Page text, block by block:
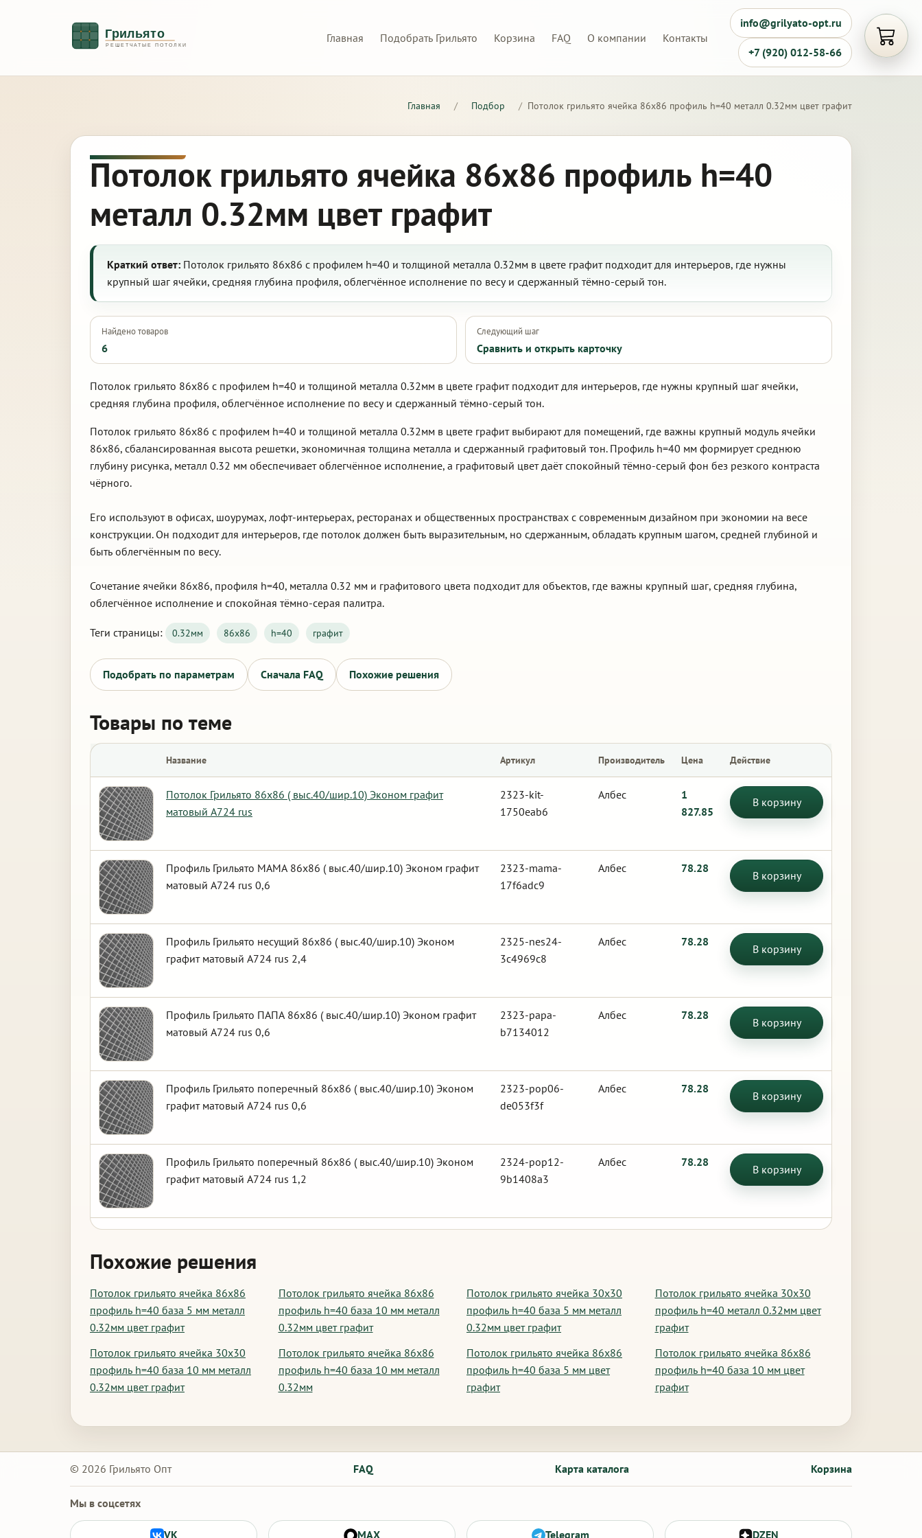
Главная Подобрать Грильято Корзина FAQ О компании Контакты
info@grilyato-opt.ru
+7 (920) 012-58-66
Главная / Подбор / Потолок грильято ячейка 86х86 профиль h=40 металл 0.32мм цвет графит
Потолок грильято ячейка 86х86 профиль h=40
металл 0.32мм цвет графит
Краткий ответ: Потолок грильято 86х86 с профилем h=40 и толщиной металла 0.32мм в цвете графит подходит для интерьеров, где нужны
крупный шаг ячейки, средняя глубина профиля, облегчённое исполнение по весу и сдержанный тёмно-серый тон.
Найдено товаров
6
Следующий шаг
Сравнить и открыть карточку
Потолок грильято 86х86 с профилем h=40 и толщиной металла 0.32мм в цвете графит подходит для интерьеров, где нужны крупный шаг ячейки,
средняя глубина профиля, облегчённое исполнение по весу и сдержанный тёмно-серый тон.
Потолок грильято 86х86 с профилем h=40 и толщиной металла 0.32мм в цвете графит выбирают для помещений, где важны крупный модуль ячейки
86х86, сбалансированная высота решетки, экономичная толщина металла и сдержанный графитовый тон. Профиль h=40 мм формирует среднюю
глубину рисунка, металл 0.32 мм обеспечивает облегчённое исполнение, а графитовый цвет даёт спокойный тёмно-серый фон без резкого контраста
чёрного.
Его используют в офисах, шоурумах, лофт-интерьерах, ресторанах и общественных пространствах с современным дизайном при экономии на весе
конструкции. Он подходит для интерьеров, где потолок должен быть выразительным, но сдержанным, обладать крупным шагом, средней глубиной и
быть облегчённым по весу.
Сочетание ячейки 86х86, профиля h=40, металла 0.32 мм и графитового цвета подходит для объектов, где важны крупный шаг, средняя глубина,
облегчённое исполнение и спокойная тёмно-серая палитра.
Теги страницы: 0.32мм 86х86 h=40 графит
Подобрать по параметрам Сначала FAQ Похожие решения
Товары по теме
Название Артикул Производитель Цена Действие
Потолок Грильято 86х86 ( выс.40/шир.10) Эконом графит
матовый А724 rus
2323-kit-
1750eab6
Албес
1
827.85
В корзину
Профиль Грильято МАМА 86х86 ( выс.40/шир.10) Эконом графит
матовый А724 rus 0,6
2323-mama-
17f6adc9
Албес 78.28
В корзину
Профиль Грильято несущий 86х86 ( выс.40/шир.10) Эконом
графит матовый А724 rus 2,4
2325-nes24-
3c4969c8
Албес 78.28
В корзину
Профиль Грильято ПАПА 86х86 ( выс.40/шир.10) Эконом графит
матовый А724 rus 0,6
2323-papa-
b7134012
Албес 78.28
В корзину
Профиль Грильято поперечный 86х86 ( выс.40/шир.10) Эконом
графит матовый А724 rus 0,6
2323-pop06-
de053f3f
Албес 78.28
В корзину
Профиль Грильято поперечный 86х86 ( выс.40/шир.10) Эконом
графит матовый А724 rus 1,2
2324-pop12-
9b1408a3
Албес 78.28
В корзину
Похожие решения
Потолок грильято ячейка 86х86
профиль h=40 база 5 мм металл
0.32мм цвет графит
Потолок грильято ячейка 86х86
профиль h=40 база 10 мм металл
0.32мм цвет графит
Потолок грильято ячейка 30х30
профиль h=40 база 5 мм металл
0.32мм цвет графит
Потолок грильято ячейка 30х30
профиль h=40 металл 0.32мм цвет
графит
Потолок грильято ячейка 30х30
профиль h=40 база 10 мм металл
0.32мм цвет графит
Потолок грильято ячейка 86х86
профиль h=40 база 10 мм металл
0.32мм
Потолок грильято ячейка 86х86
профиль h=40 база 5 мм цвет
графит
Потолок грильято ячейка 86х86
профиль h=40 база 10 мм цвет
графит
© 2026 Грильято Опт FAQ Карта каталога Корзина
Мы в соцсетях
VK MAX Telegram DZEN
Открыть